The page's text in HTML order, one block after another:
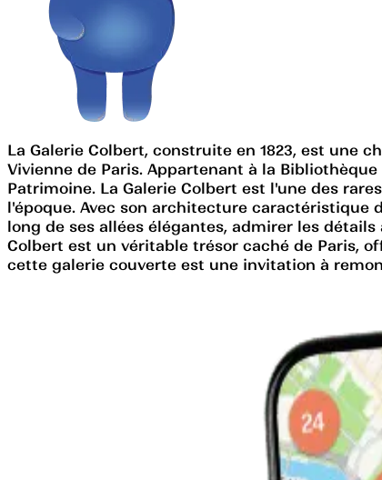
La Galerie Colbert, construite en 1823, est une
Vivienne de Paris. Appartenant à la
Patrimoine. La Galerie Colbert est l'une des
l'époque. Avec son architecture caractéristique
long de ses allées élégantes, admirer les
Colbert est un véritable trésor caché de Paris,
cette galerie couverte est une invitation à